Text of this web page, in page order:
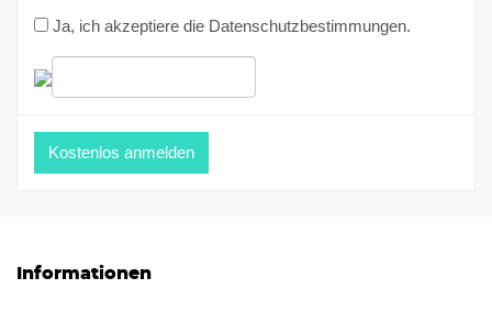
Ja, ich akzeptiere die Datenschutzbestimmungen.
Informationen